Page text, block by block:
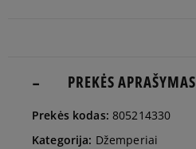
XL
Pranešti
man
PREKĖS APRAŠYMAS
Prekės kodas: 805214330
Kategorija: Džemperiai